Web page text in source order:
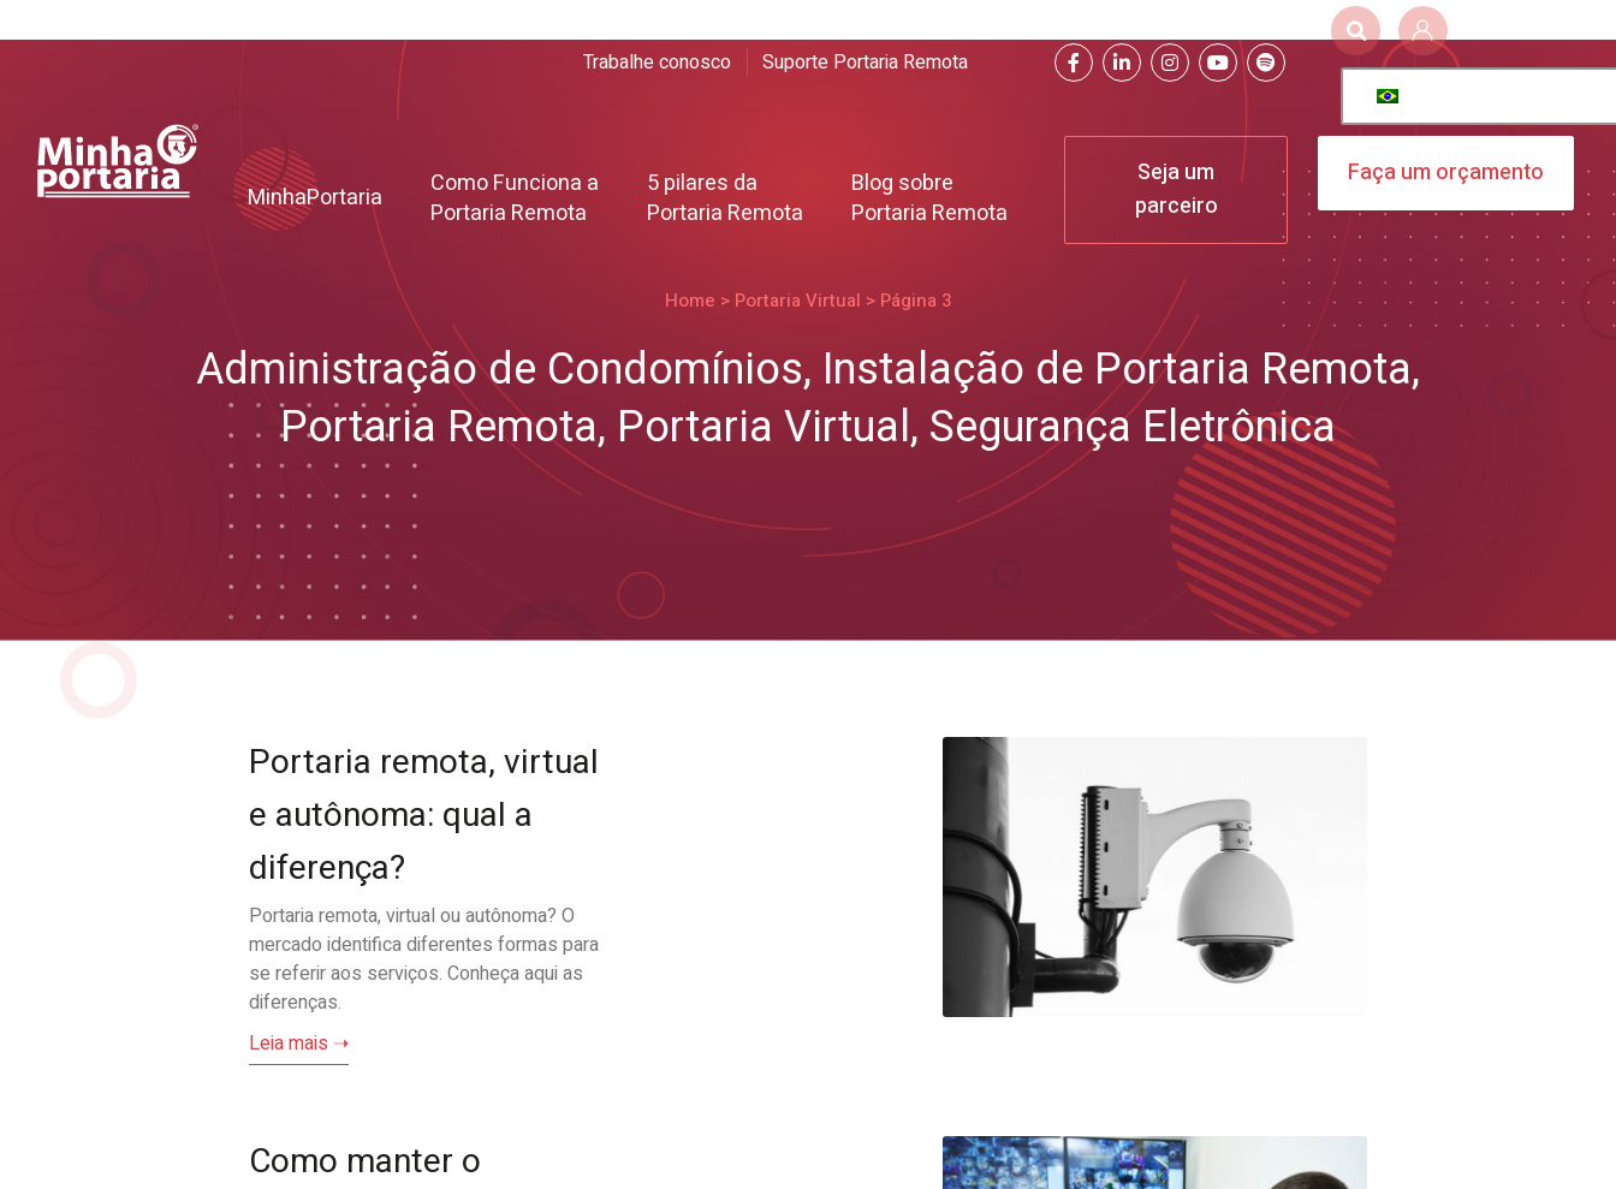
Trabalhe conosco Suporte Portaria Remota
MinhaPortaria
Como Funciona a
Portaria Remota
5 pilares da
Portaria Remota
Blog sobre
Portaria Remota
Seja um
parceiro
Faça um orçamento
Home > Portaria Virtual > Página 3
Administração de Condomínios, Instalação de Portaria Remota,
Portaria Remota, Portaria Virtual, Segurança Eletrônica
Portaria remota, virtual
e autônoma: qual a
diferença?
Portaria remota, virtual ou autônoma? O
mercado identifica diferentes formas para
se referir aos serviços. Conheça aqui as
diferenças.
Leia mais ➝
Como manter o